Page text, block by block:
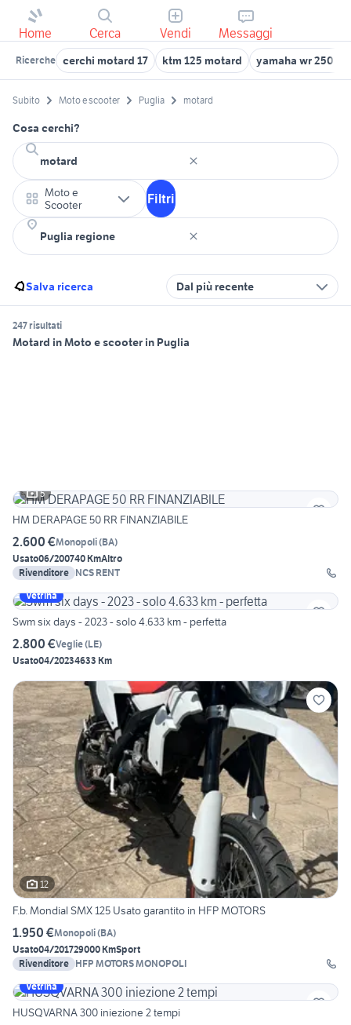
Home Cerca Vendi Messaggi
Ricerche cerchi motard 17 ktm 125 motard yamaha wr 250
Subito Moto e scooter Puglia motard
Cosa cerchi?
Moto e
Scooter
Filtri
Salva ricerca Dal più recente
247 risultati
Motard in Moto e scooter in Puglia
5
HM DERAPAGE 50 RR FINANZIABILE
2.600 €Monopoli(BA)
Usato06/200740 KmAltro
Rivenditore NCS RENT
Vetrina
Swm six days - 2023 - solo 4.633 km - perfetta
2.800 €Veglie(LE)
Usato04/20234633 Km
12
F.b. Mondial SMX 125 Usato garantito in HFP MOTORS
1.950 €Monopoli(BA)
Usato04/201729000 KmSport
Rivenditore HFP MOTORS MONOPOLI
Vetrina
HUSQVARNA 300 iniezione 2 tempi